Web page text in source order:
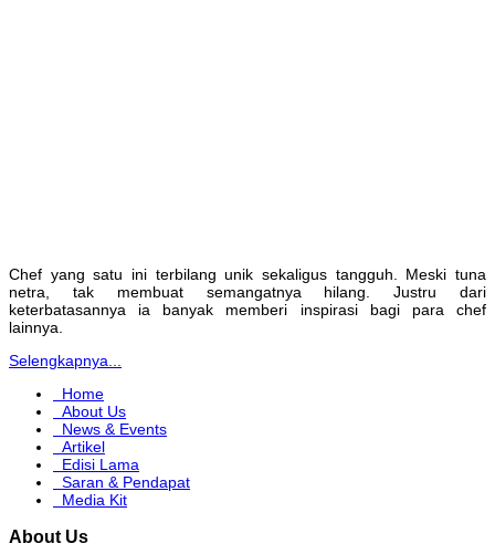
Chef yang satu ini terbilang unik sekaligus tangguh. Meski tuna
netra, tak membuat semangatnya hilang. Justru dari
keterbatasannya ia banyak memberi inspirasi bagi para chef
lainnya.
Selengkapnya...
Home
About Us
News & Events
Artikel
Edisi Lama
Saran & Pendapat
Media Kit
About Us